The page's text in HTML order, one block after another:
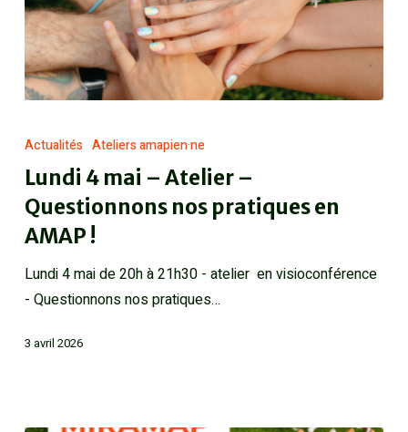
Actualités Ateliers amapien·ne
Lundi 4 mai – Atelier –
Questionnons nos pratiques en
AMAP !
Lundi 4 mai de 20h à 21h30 - atelier en visioconférence
- Questionnons nos pratiques…
3 avril 2026